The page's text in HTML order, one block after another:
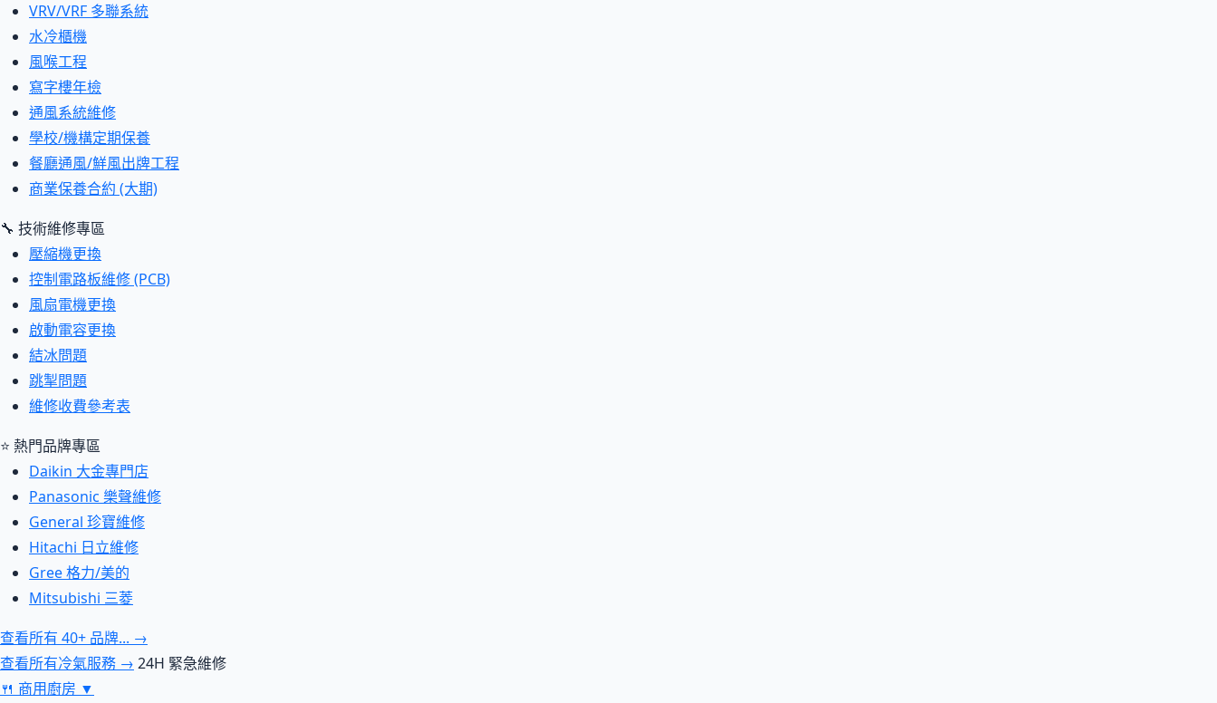
VRV/VRF 多聯系統
水冷櫃機
風喉工程
寫字樓年檢
通風系統維修
學校/機構定期保養
餐廳通風/鮮風出牌工程
商業保養合約 (大期)
🔧 技術維修專區
壓縮機更換
控制電路板維修 (PCB)
風扇電機更換
啟動電容更換
結冰問題
跳掣問題
維修收費參考表
⭐ 熱門品牌專區
Daikin 大金專門店
Panasonic 樂聲維修
General 珍寶維修
Hitachi 日立維修
Gree 格力/美的
Mitsubishi 三菱
查看所有 40+ 品牌... →
查看所有冷氣服務 → 24H 緊急維修
🍴 商用廚房 ▼